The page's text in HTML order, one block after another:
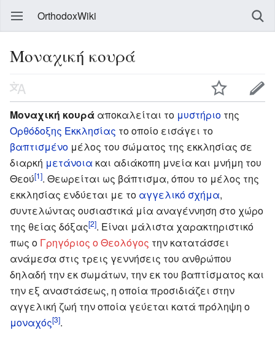
OrthodoxWiki
Μοναχική κουρά
Μοναχική κουρά αποκαλείται το μυστήριο της
Ορθόδοξης Eκκλησίας το οποίο εισάγει το
βαπτισμένο μέλος του σώματος της εκκλησίας σε
διαρκή μετάνοια και αδιάκοπη μνεία και μνήμη του
Θεού[1]. Θεωρείται ως βάπτισμα, όπου το μέλος της
εκκλησίας ενδύεται με το αγγελικό σχήμα,
συντελώντας ουσιαστικά μία αναγέννηση στο χώρο
της θείας δόξας[2]. Είναι μάλιστα χαρακτηριστικό
πως ο Γρηγόριος ο Θεολόγος την κατατάσσει
ανάμεσα στις τρεις γεννήσεις του ανθρώπου
δηλαδή την εκ σωμάτων, την εκ του βαπτίσματος και
την εξ αναστάσεως, η οποία προσιδιάζει στην
αγγελική ζωή την οποία γεύεται κατά πρόληψη ο
μοναχός[3].